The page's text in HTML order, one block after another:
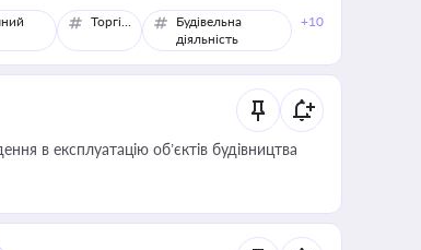
Торгівля
Будівельна
діяльність
+10
в експлуатацію об’єктів будівництва